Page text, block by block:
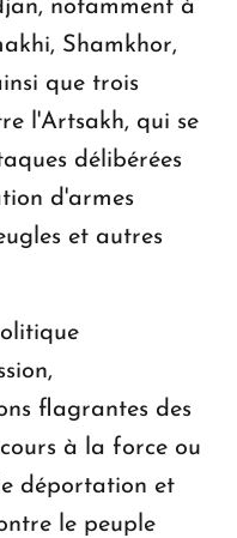
notamment à
Shamkhor,
que trois
l'Artsakh, qui se
délibérées
d'armes
et autres
flagrantes des
à la force ou
déportation et
le peuple